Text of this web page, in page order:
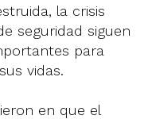
la crisis
seguridad siguen
para
vidas.
en que el